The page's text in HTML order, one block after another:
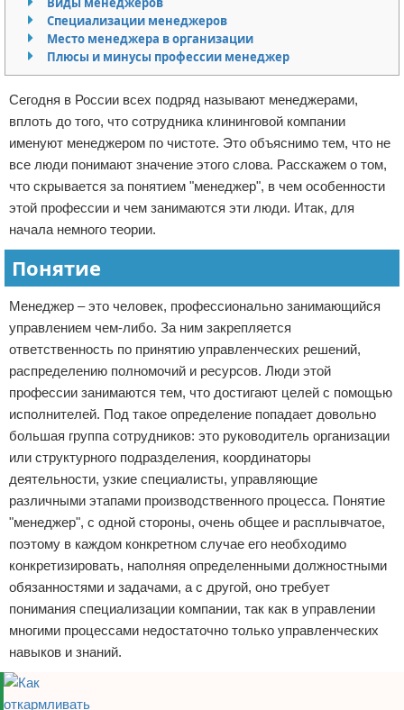
Отказ от ответственности
Специализации менеджеров
Место менеджера в организации
Плюсы и минусы профессии менеджер
Сегодня в России всех подряд называют менеджерами,
вплоть до того, что сотрудника клининговой компании
именуют менеджером по чистоте. Это объяснимо тем, что не
все люди понимают значение этого слова. Расскажем о том,
что скрывается за понятием "менеджер", в чем особенности
этой профессии и чем занимаются эти люди. Итак, для
начала немного теории.
Понятие
Менеджер – это человек, профессионально занимающийся
управлением чем-либо. За ним закрепляется
ответственность по принятию управленческих решений,
распределению полномочий и ресурсов. Люди этой
профессии занимаются тем, что достигают целей с помощью
исполнителей. Под такое определение попадает довольно
большая группа сотрудников: это руководитель организации
или структурного подразделения, координаторы
деятельности, узкие специалисты, управляющие
различными этапами производственного процесса. Понятие
"менеджер", с одной стороны, очень общее и расплывчатое,
поэтому в каждом конкретном случае его необходимо
конкретизировать, наполняя определенными должностными
обязанностями и задачами, а с другой, оно требует
понимания специализации компании, так как в управлении
многими процессами недостаточно только управленческих
навыков и знаний.